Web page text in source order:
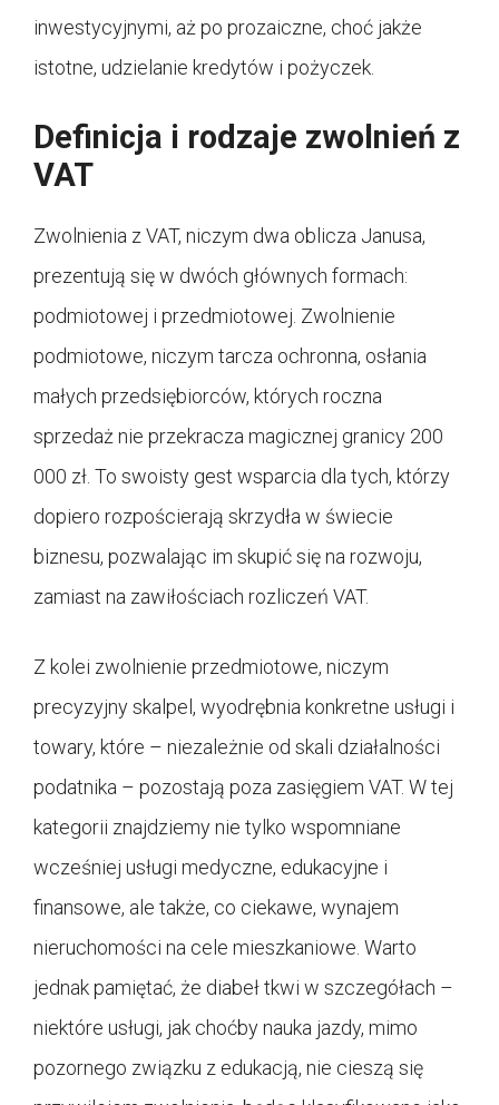
inwestycyjnymi, aż po prozaiczne, choć jakże
istotne, udzielanie kredytów i pożyczek.
Definicja i rodzaje zwolnień z
VAT
Zwolnienia z VAT, niczym dwa oblicza Janusa,
prezentują się w dwóch głównych formach:
podmiotowej i przedmiotowej. Zwolnienie
podmiotowe, niczym tarcza ochronna, osłania
małych przedsiębiorców, których roczna
sprzedaż nie przekracza magicznej granicy 200
000 zł. To swoisty gest wsparcia dla tych, którzy
dopiero rozpościerają skrzydła w świecie
biznesu, pozwalając im skupić się na rozwoju,
zamiast na zawiłościach rozliczeń VAT.
Z kolei zwolnienie przedmiotowe, niczym
precyzyjny skalpel, wyodrębnia konkretne usługi i
towary, które – niezależnie od skali działalności
podatnika – pozostają poza zasięgiem VAT. W tej
kategorii znajdziemy nie tylko wspomniane
wcześniej usługi medyczne, edukacyjne i
finansowe, ale także, co ciekawe, wynajem
nieruchomości na cele mieszkaniowe. Warto
jednak pamiętać, że diabeł tkwi w szczegółach –
niektóre usługi, jak choćby nauka jazdy, mimo
pozornego związku z edukacją, nie cieszą się